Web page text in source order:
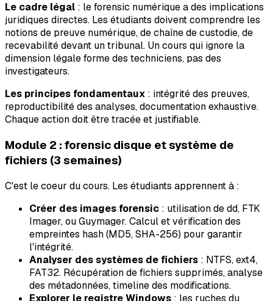
Le cadre légal : le forensic numérique a des implications
juridiques directes. Les étudiants doivent comprendre les
notions de preuve numérique, de chaîne de custodie, de
recevabilité devant un tribunal. Un cours qui ignore la
dimension légale forme des techniciens, pas des
investigateurs.
Les principes fondamentaux : intégrité des preuves,
reproductibilité des analyses, documentation exhaustive.
Chaque action doit être tracée et justifiable.
Module 2 : forensic disque et système de
fichiers (3 semaines)
C'est le coeur du cours. Les étudiants apprennent à :
Créer des images forensic : utilisation de dd, FTK
Imager, ou Guymager. Calcul et vérification des
empreintes hash (MD5, SHA-256) pour garantir
l'intégrité.
Analyser des systèmes de fichiers : NTFS, ext4,
FAT32. Récupération de fichiers supprimés, analyse
des métadonnées, timeline des modifications.
Explorer le registre Windows : les ruches du